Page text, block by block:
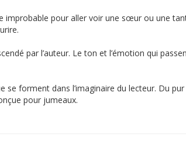
improbable pour aller voir une sœur ou une
par l’auteur. Le ton et l’émotion qui
forment dans l’imaginaire du lecteur. Du pur
pour jumeaux.